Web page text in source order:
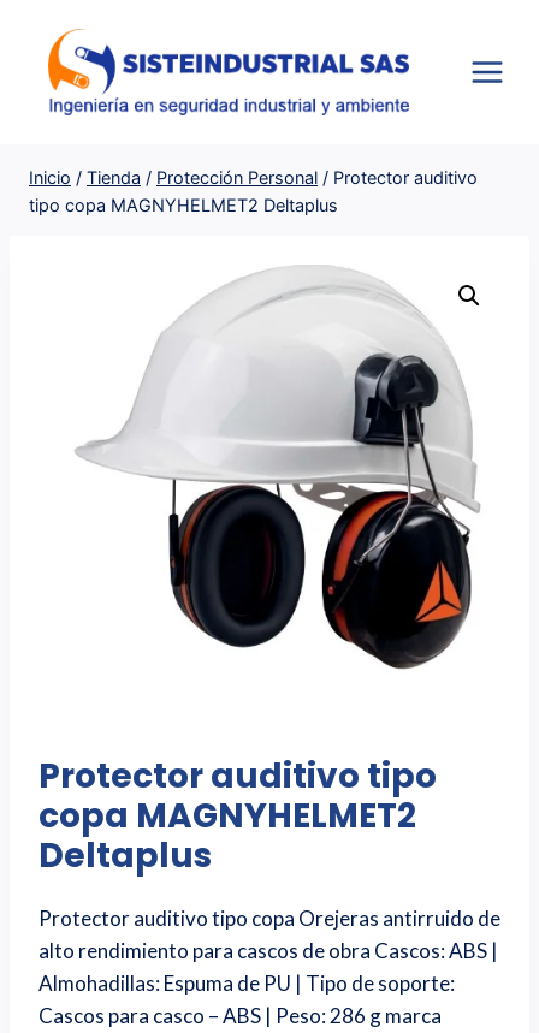
contenido
Inicio / Tienda / Protección Personal / Protector auditivo
tipo copa MAGNYHELMET2 Deltaplus
Protector auditivo tipo
copa MAGNYHELMET2
Deltaplus
Protector auditivo tipo copa Orejeras antirruido de
alto rendimiento para cascos de obra Cascos: ABS |
Almohadillas: Espuma de PU | Tipo de soporte:
Cascos para casco – ABS | Peso: 286 g marca